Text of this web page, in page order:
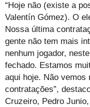
“Hoje não (existe a
Valentín Gómez). O
Nossa última
gente não tem mais
nenhum jogador,
fechado. Estamos
aqui hoje. Não vemos
contratações”,
Cruzeiro, Pedro